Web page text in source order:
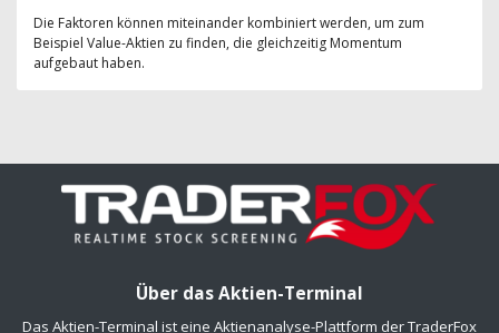
Die Faktoren können miteinander kombiniert werden, um zum
Beispiel Value-Aktien zu finden, die gleichzeitig Momentum
aufgebaut haben.
Über das Aktien-Terminal
Das Aktien-Terminal ist eine Aktienanalyse-Plattform der TraderFox